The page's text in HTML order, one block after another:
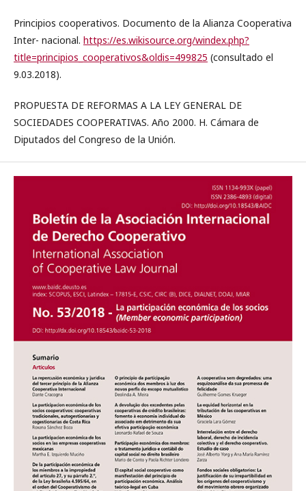
Principios cooperativos. Documento de la Alianza Cooperativa
Inter- nacional. https://es.wikisource.org/windex.php?
title=principios_cooperativos&oldis=499825 (consultado el
9.03.2018).
PROPUESTA DE REFORMAS A LA LEY GENERAL DE
SOCIEDADES COOPERATIVAS. Año 2000. H. Cámara de
Diputados del Congreso de la Unión.